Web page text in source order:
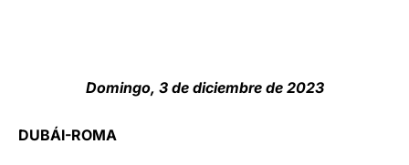
Domingo, 3 de diciembre de 2023
DUBÁI-ROMA